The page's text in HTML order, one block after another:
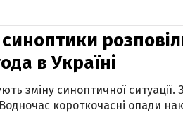
в Україні
зміну синоптичної ситуації.
короткочасні опади